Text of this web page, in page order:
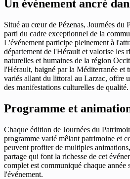
Un événement ancré
Situé au cœur de Pézenas, Journées du
parti du cadre exceptionnel de la
L'événement participe pleinement à
département de l'Hérault et valorise les
naturelles et humaines de la région
l'Hérault, baigné par la Méditerranée et
variés allant du littoral au Larzac, offre
des manifestations culturelles de qualité.
Programme et
Chaque édition de Journées du
programme varié mêlant patrimoine et
peuvent profiter de multiples
partage qui font la richesse de cet
complet est communiqué chaque
l'événement.